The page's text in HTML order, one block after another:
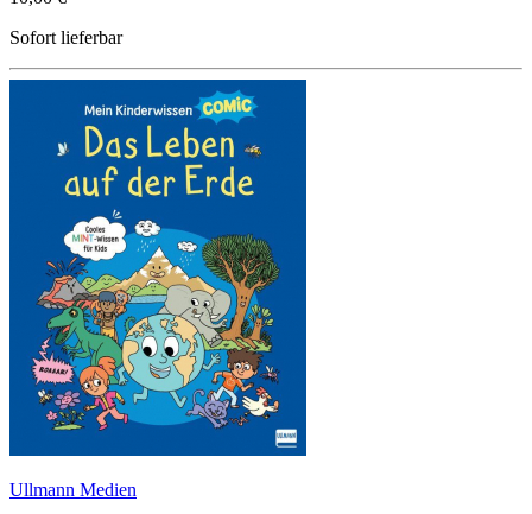
Sofort lieferbar
Ullmann Medien